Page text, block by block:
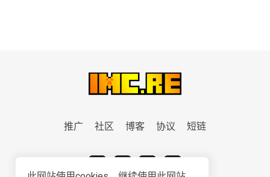
推广 社区 博客 协议 短链